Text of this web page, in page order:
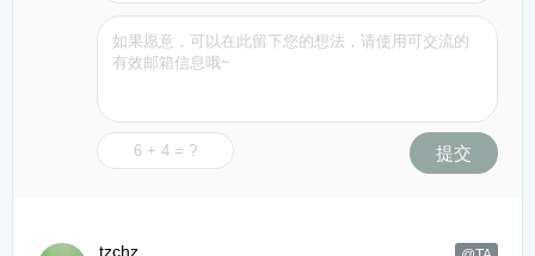
提交
tzchz